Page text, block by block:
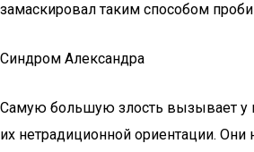
замаскировал таким способом
Синдром Александра
Самую большую злость вызывает у
их нетрадиционной ориентации. Они